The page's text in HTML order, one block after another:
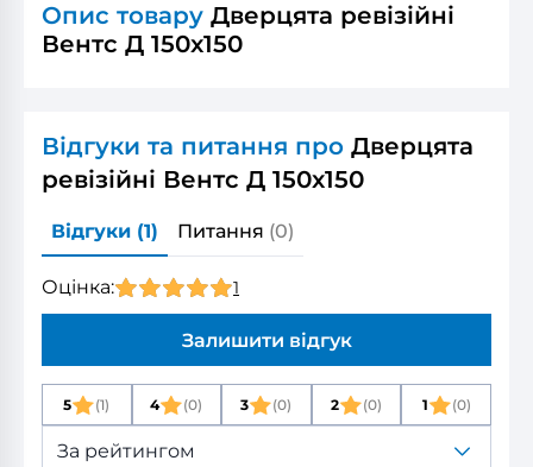
Опис товару Дверцята ревізійні
Вентс Д 150x150
Відгуки та питання про Дверцята
ревізійні Вентс Д 150x150
Відгуки (1) Питання (0)
Оцінка: 1
Залишити відгук
5 (1) 4 (0) 3 (0) 2 (0) 1 (0)
За рейтингом